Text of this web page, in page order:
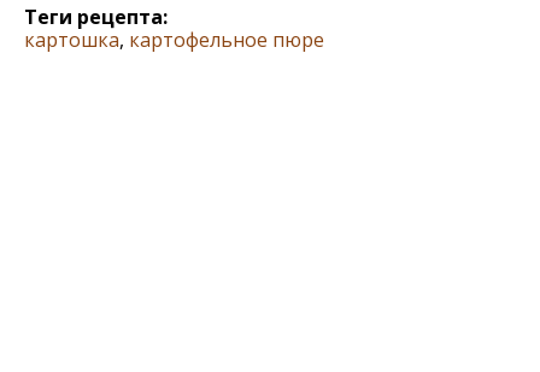
Теги рецепта:
картошка, картофельное пюре